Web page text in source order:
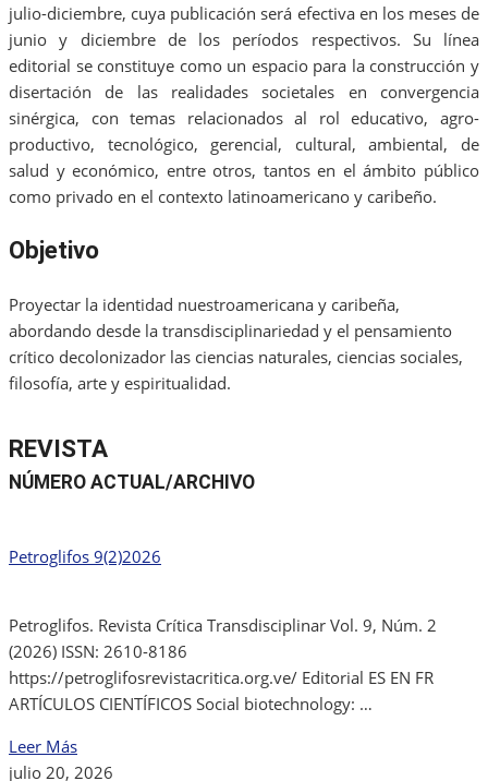
julio-diciembre, cuya publicación será efectiva en los meses de
junio y diciembre de los períodos respectivos. Su línea
editorial se constituye como un espacio para la construcción y
disertación de las realidades societales en convergencia
sinérgica, con temas relacionados al rol educativo, agro-
productivo, tecnológico, gerencial, cultural, ambiental, de
salud y económico, entre otros, tantos en el ámbito público
como privado en el contexto latinoamericano y caribeño.
Objetivo
Proyectar la identidad nuestroamericana y caribeña,
abordando desde la transdisciplinariedad y el pensamiento
crítico decolonizador las ciencias naturales, ciencias sociales,
filosofía, arte y espiritualidad.
REVISTA
NÚMERO ACTUAL/ARCHIVO
Petroglifos 9(2)2026
Petroglifos. Revista Crítica Transdisciplinar Vol. 9, Núm. 2
(2026) ISSN: 2610-8186
https://petroglifosrevistacritica.org.ve/ Editorial ES EN FR
ARTÍCULOS CIENTÍFICOS Social biotechnology: …
Leer Más
julio 20, 2026